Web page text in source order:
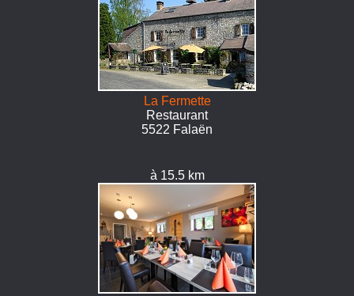
La Fermette
Restaurant
5522 Falaën
à 15.5 km